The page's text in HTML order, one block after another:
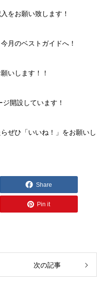
をお願い致します！
月のベストガイドへ！
いします！！
開設しています！
ぜひ「いいね！」をお願いし
Share
Pin it
次の記事